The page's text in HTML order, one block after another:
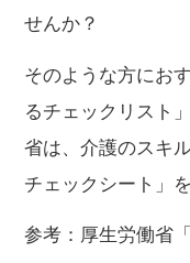
せんか？
そのような方にお
るチェックリスト
省は、介護のスキ
チェックシート」
参考：厚生労働省